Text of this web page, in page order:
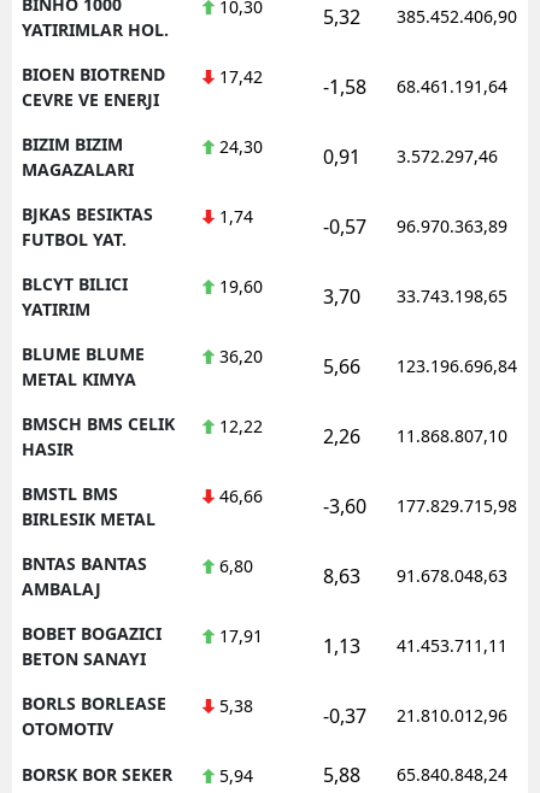
YATIRIMLAR HOL.
10,30 5,32 385.452.406,90
BIOEN BIOTREND
CEVRE VE ENERJI
17,42 -1,58 68.461.191,64
BIZIM BIZIM
MAGAZALARI
24,30 0,91 3.572.297,46
BJKAS BESIKTAS
FUTBOL YAT.
1,74 -0,57 96.970.363,89
BLCYT BILICI
YATIRIM
19,60 3,70 33.743.198,65
BLUME BLUME
METAL KIMYA
36,20 5,66 123.196.696,84
BMSCH BMS CELIK
HASIR
12,22 2,26 11.868.807,10
BMSTL BMS
BIRLESIK METAL
46,66 -3,60 177.829.715,98
BNTAS BANTAS
AMBALAJ
6,80 8,63 91.678.048,63
BOBET BOGAZICI
BETON SANAYI
17,91 1,13 41.453.711,11
BORLS BORLEASE
OTOMOTIV
5,38 -0,37 21.810.012,96
BORSK BOR SEKER 5,94 5,88 65.840.848,24